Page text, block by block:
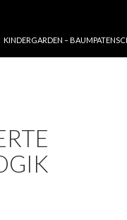
KINDERGARDEN –